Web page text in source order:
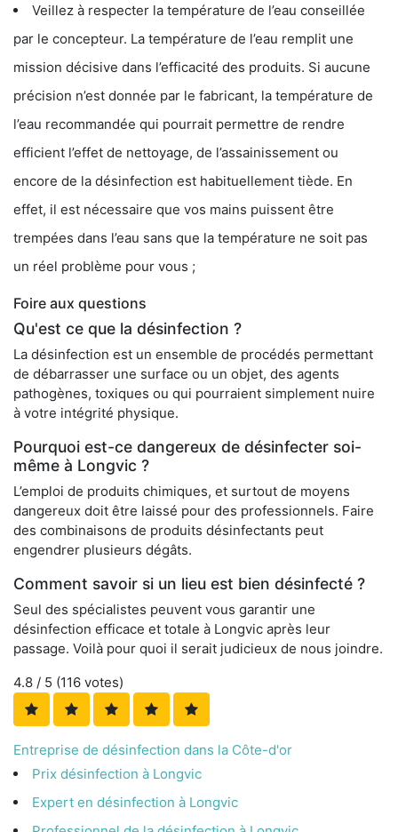
Veillez à respecter la température de l’eau conseillée
par le concepteur. La température de l’eau remplit une
mission décisive dans l’efficacité des produits. Si aucune
précision n’est donnée par le fabricant, la température de
l’eau recommandée qui pourrait permettre de rendre
efficient l’effet de nettoyage, de l’assainissement ou
encore de la désinfection est habituellement tiède. En
effet, il est nécessaire que vos mains puissent être
trempées dans l’eau sans que la température ne soit pas
un réel problème pour vous ;
Foire aux questions
Qu'est ce que la désinfection ?
La désinfection est un ensemble de procédés permettant
de débarrasser une surface ou un objet, des agents
pathogènes, toxiques ou qui pourraient simplement nuire
à votre intégrité physique.
Pourquoi est-ce dangereux de désinfecter soi-
même à Longvic ?
L’emploi de produits chimiques, et surtout de moyens
dangereux doit être laissé pour des professionnels. Faire
des combinaisons de produits désinfectants peut
engendrer plusieurs dégâts.
Comment savoir si un lieu est bien désinfecté ?
Seul des spécialistes peuvent vous garantir une
désinfection efficace et totale à Longvic après leur
passage. Voilà pour quoi il serait judicieux de nous joindre.
4.8 / 5 (116 votes)
Entreprise de désinfection dans la Côte-d'or
Prix désinfection à Longvic
Expert en désinfection à Longvic